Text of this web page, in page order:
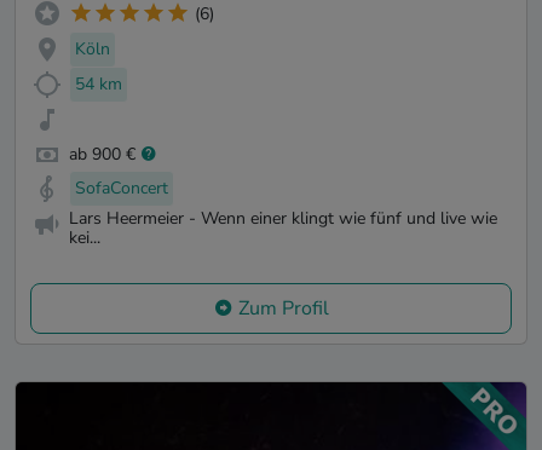
(6)
Köln
54 km
ab 900 €
SofaConcert
Lars Heermeier - Wenn einer klingt wie fünf und live wie
kei...
Zum Profil